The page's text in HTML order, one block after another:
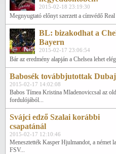
2015-02-18 23:19:30
Megnyugtató előnyt szerzett a címvédő
BL: bizakodhat a
Bayern
2015-02-17 23:06:54
Bár az eredmény alapján a Chelsea lehet
Babosék továbbjutottak
2015-02-17 14:02:08
Babos Tímea Kristina Mladenoviccsal az
fordulójából...
Svájci edző Szalai korábbi
csapatánál
2015-02-17 12:10:46
Menesztették Kasper Hjulmandot, a német
FSV...